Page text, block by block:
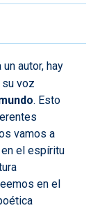
autor, hay
voz
. Esto
vamos a
el espíritu
en el